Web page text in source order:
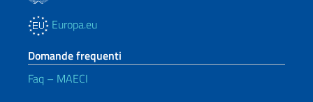
Europa.eu
Domande frequenti
Faq – MAECI